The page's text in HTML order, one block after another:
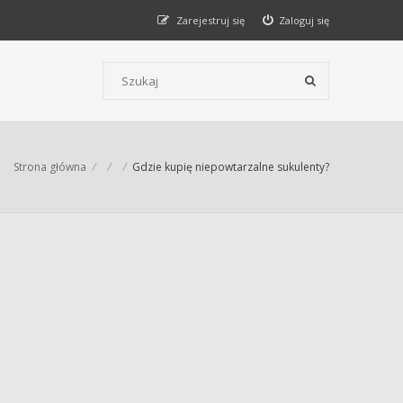
Zaloguj się
Zarejestruj się
Strona główna Gdzie kupię niepowtarzalne sukulenty?